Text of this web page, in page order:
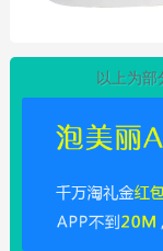
以上为部